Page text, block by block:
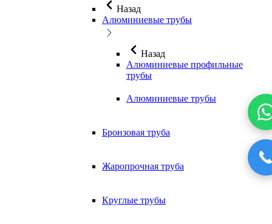
Назад
Алюминиевые трубы
Назад
Алюминиевые профильные
трубы
Алюминиевые трубы
Бронзовая труба
Жаропрочная труба
Круглые трубы